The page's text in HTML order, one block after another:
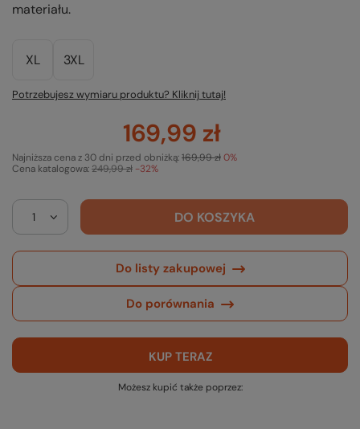
materiału.
XL 3XL
Potrzebujesz wymiaru produktu? Kliknij tutaj!
169,99 zł
Cena katalogowa:249,99 zł -32%
Najniższa cena z 30 dni przed obniżką:169,99 zł0%
DO KOSZYKA
Do listy zakupowej
Do porównania
KUP TERAZ
Możesz kupić także poprzez: